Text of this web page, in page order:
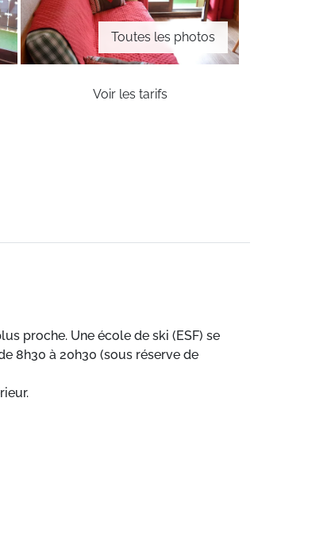
Toutes les photos
Voir les tarifs
proche. Une école de ski (ESF) se
8h30 à 20h30 (sous réserve de